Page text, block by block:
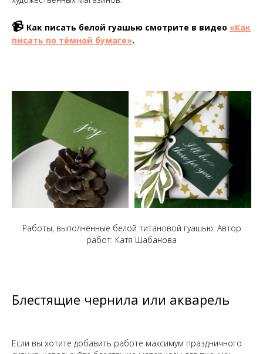
📹 Как писать белой гуашью смотрите в видео «Как
писать по тёмной бумаге».
Работы, выполненные белой титановой гуашью. Автор
работ: Катя Шабанова
Блестящие чернила или акварель
Если вы хотите добавить работе максимум праздничного